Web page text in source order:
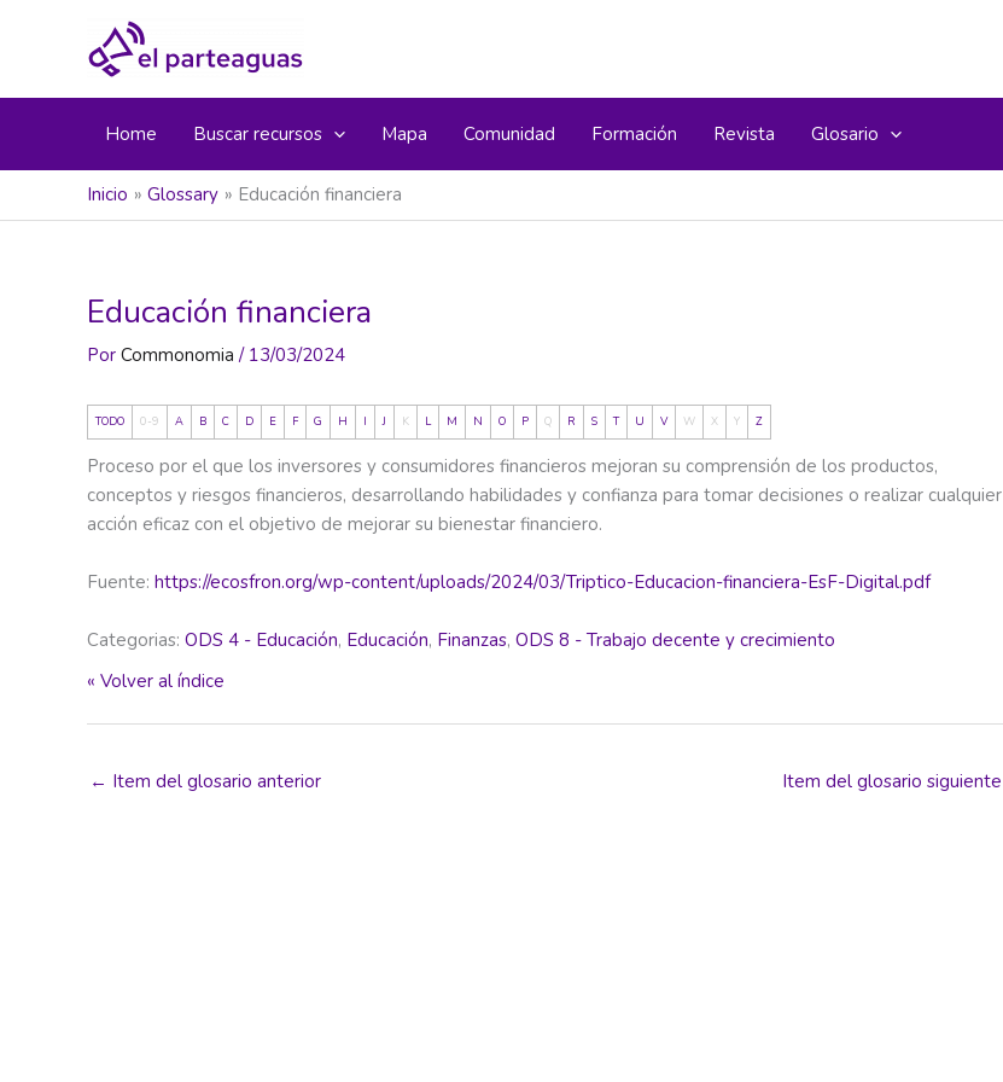
Home Buscar recursos Mapa Comunidad Formación Revista Glosario
Inicio Glossary Educación financiera
Educación financiera
Por Commonomia/ 13/03/2024
TODO 0-9 A B C D E F G H I J K L M N O P Q R S T U V W X Y Z
Proceso por el que los inversores y consumidores financieros mejoran su comprensión de los productos,
conceptos y riesgos financieros, desarrollando habilidades y confianza para tomar decisiones o realizar cualquier
acción eficaz con el objetivo de mejorar su bienestar financiero.
Fuente: https://ecosfron.org/wp-content/uploads/2024/03/Triptico-Educacion-financiera-EsF-Digital.pdf
Categorias: ODS 4 - Educación, Educación, Finanzas, ODS 8 - Trabajo decente y crecimiento
« Volver al índice
← Item del glosario anterior Item del glosario siguiente